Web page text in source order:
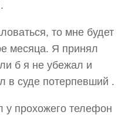
то мне будет
месяца. Я принял
б я не убежал и
в суде потерпевший .
у прохожего телефон